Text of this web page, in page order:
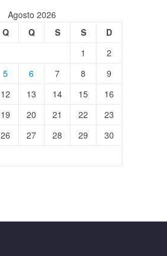
Agosto 2026
Q Q S S
D
1
2
5 6 7 8
9
12 13 14 15
16
19 20 21 22
23
26 27 28 29
30